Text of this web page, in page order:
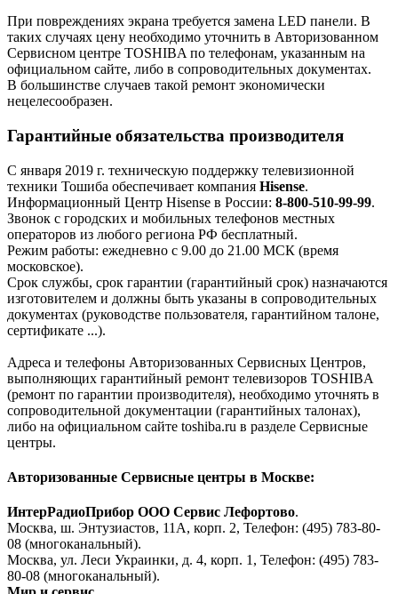
При повреждениях экрана требуется замена LED панели. В
таких случаях цену необходимо уточнить в Авторизованном
Сервисном центре TOSHIBA по телефонам, указанным на
официальном сайте, либо в сопроводительных документах.
В большинстве случаев такой ремонт экономически
нецелесообразен.
Гарантийные обязательства производителя
С января 2019 г. техническую поддержку телевизионной
техники Тошиба обеспечивает компания Hisense.
Информационный Центр Hisense в России: 8-800-510-99-99.
Звонок с городских и мобильных телефонов местных
операторов из любого региона РФ бесплатный.
Режим работы: ежедневно с 9.00 до 21.00 МСК (время
московское).
Срок службы, срок гарантии (гарантийный срок) назначаются
изготовителем и должны быть указаны в сопроводительных
документах (руководстве пользователя, гарантийном талоне,
сертификате ...).
Адреса и телефоны Авторизованных Сервисных Центров,
выполняющих гарантийный ремонт телевизоров TOSHIBA
(ремонт по гарантии производителя), необходимо уточнять в
сопроводительной документации (гарантийных талонах),
либо на официальном сайте toshiba.ru в разделе Сервисные
центры.
Авторизованные Сервисные центры в Москве:
ИнтерРадиоПрибор ООО Сервис Лефортово.
Москва, ш. Энтузиастов, 11А, корп. 2, Телефон: (495) 783-80-
08 (многоканальный).
Москва, ул. Леси Украинки, д. 4, корп. 1, Телефон: (495) 783-
80-08 (многоканальный).